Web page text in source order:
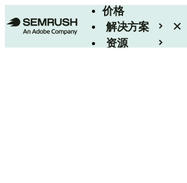
价格
解决方案
资源